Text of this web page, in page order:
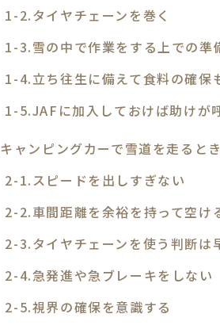
タイヤチェーンを巻く
雪の中で作業をする上での準
立ち往生に備えて食料の確保
JAFに加入しておけば助けが
キャンピングカーで雪道を走ると
スピードを出しすぎない
車間距離を余裕を持って空け
タイヤチェーンを使う判断は
急発進や急ブレーキをしない
視界の確保を意識する